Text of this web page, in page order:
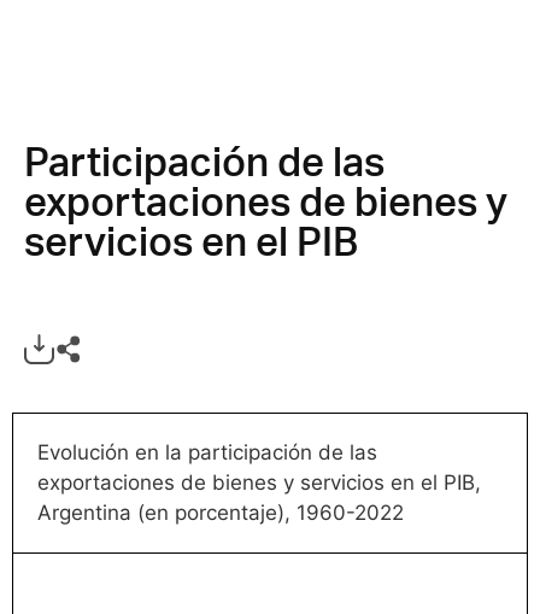
Participación de las
exportaciones de bienes y
servicios en el PIB
Evolución en la participación de las
exportaciones de bienes y servicios en el PIB,
Argentina (en porcentaje), 1960-2022